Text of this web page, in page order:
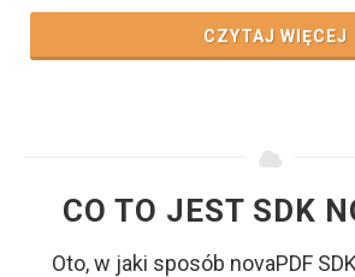
CZYTAJ WIĘCEJ
CO TO JEST SDK
Oto, w jaki sposób novaPDF